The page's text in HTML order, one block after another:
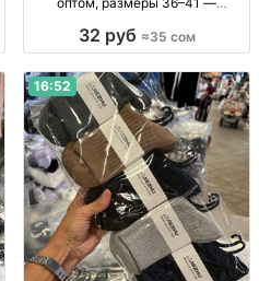
носки, р-р 36–41, однотонные, уп.
32 руб ≈35 сом
16:52